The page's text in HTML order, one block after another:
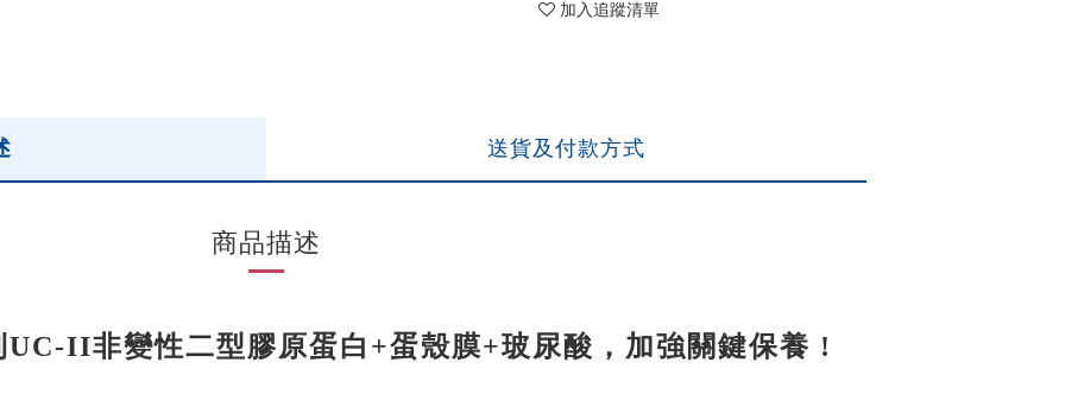
加入追蹤清單
送貨及付款方式
商品描述
UC-II非變性二型膠原蛋白+蛋殼膜+玻尿酸，加強關鍵保養 !